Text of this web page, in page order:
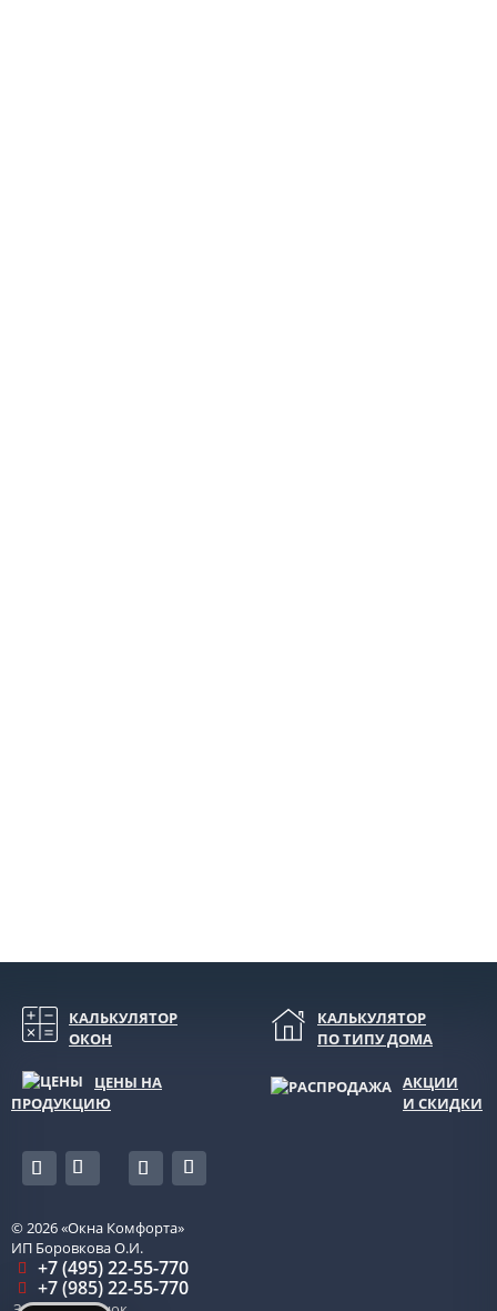
КАЛЬКУЛЯТОР
ОКОН
КАЛЬКУЛЯТОР
ПО ТИПУ ДОМА
ЦЕНЫ НА
ПРОДУКЦИЮ
АКЦИИ
И СКИДКИ
© 2026«Окна Комфорта»
ИП Боровкова О.И.
+7 (495) 22-55-770
+7 (985) 22-55-770